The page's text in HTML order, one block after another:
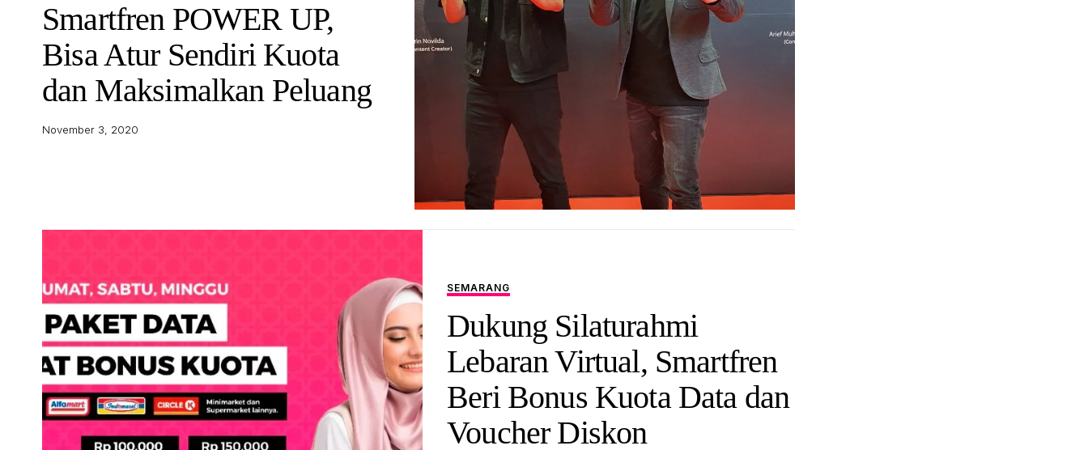
Smartfren POWER UP,
Bisa Atur Sendiri Kuota
dan Maksimalkan Peluang
November 3, 2020
SEMARANG
Dukung Silaturahmi
Lebaran Virtual, Smartfren
Beri Bonus Kuota Data dan
Voucher Diskon